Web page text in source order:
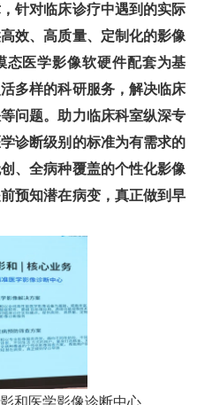
针对临床诊疗中遇到的实际
效、高质量、定制化的影像
态医学影像软硬件配套为基
多样的科研服务，解决临床
问题。助力临床科室纵深专
诊断级别的标准为有需求的
、全病种覆盖的个性化影像
预知潜在病变，真正做到早
和医学影像诊断中心